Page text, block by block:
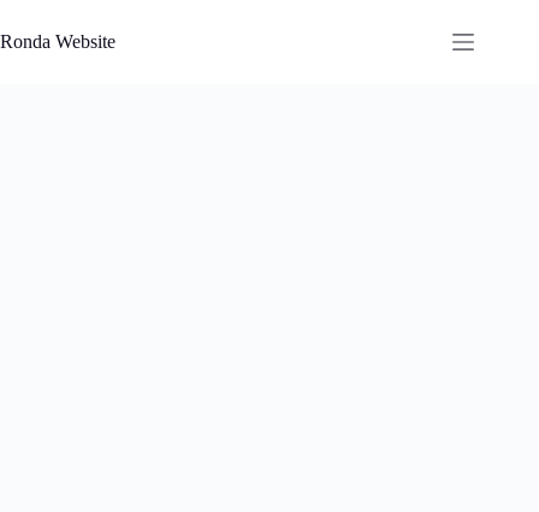
al
contenido
Ronda Website